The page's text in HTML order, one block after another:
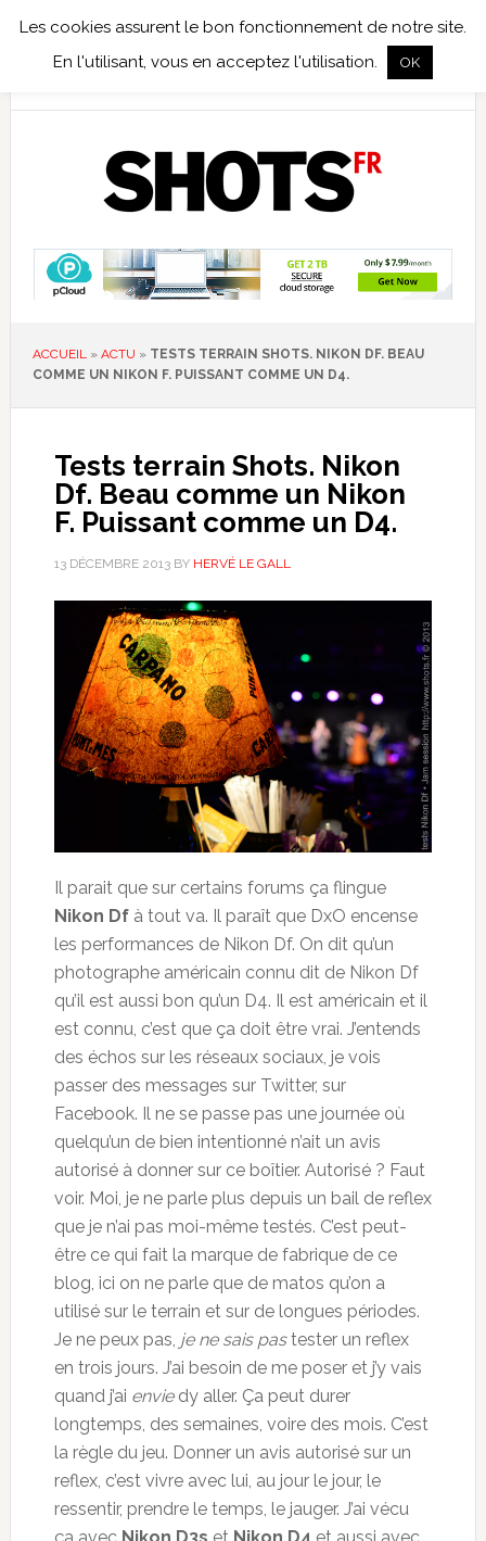
ACCUEIL » ACTU » TESTS TERRAIN SHOTS. NIKON DF. BEAU
COMME UN NIKON F. PUISSANT COMME UN D4.
Tests terrain Shots. Nikon
Df. Beau comme un Nikon
F. Puissant comme un D4.
13 DÉCEMBRE 2013BY HERVÉ LE GALL
Il parait que sur certains forums ça flingue
Nikon Dfà tout va. Il paraît que DxO encense
les performances de Nikon Df. On dit qu’un
photographe américain connu dit de Nikon Df
qu’il est aussi bon qu’un D4. Il est américain et il
est connu, c’est que ça doit être vrai. J’entends
des échos sur les réseaux sociaux, je vois
passer des messages sur Twitter, sur
Facebook. Il ne se passe pas une journée où
quelqu’un de bien intentionné n’ait un avis
autorisé à donner sur ce boîtier. Autorisé ? Faut
voir. Moi, je ne parle plus depuis un bail de reflex
que je n’ai pas moi-même testés. C’est peut-
être ce qui fait la marque de fabrique de ce
blog, ici on ne parle que de matos qu’on a
utilisé sur le terrain et sur de longues périodes.
Je ne peux pas, je ne sais pastester un reflex
en trois jours. J’ai besoin de me poser et j’y vais
quand j’ai enviedy aller. Ça peut durer
longtemps, des semaines, voire des mois. C’est
la règle du jeu. Donner un avis autorisé sur un
reflex, c’est vivre avec lui, au jour le jour, le
ressentir, prendre le temps, le jauger. J’ai vécu
ça avec Nikon D3s et Nikon D4 et aussi avec
Les cookies assurent le bon fonctionnement de notre site.
En l'utilisant, vous en acceptez l'utilisation.
OK